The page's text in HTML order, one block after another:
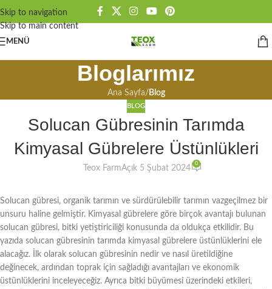
Skip to navigation
Skip to main content
MENÜ
Bloglarımız
Ana Sayfa/ Blog
BLOG
Solucan Gübresinin Tarımda
Kimyasal Gübrelere Üstünlükleri
Teox FarmAçık 5 Şubat 2024
0
Solucan gübresi, organik tarımın ve sürdürülebilir tarımın vazgeçilmez bir
unsuru haline gelmiştir. Kimyasal gübrelere göre birçok avantajı bulunan
solucan gübresi, bitki yetiştiriciliği konusunda da oldukça etkilidir. Bu
yazıda solucan gübresinin tarımda kimyasal gübrelere üstünlüklerini ele
alacağız. İlk olarak solucan gübresinin nedir ve nasıl üretildiğine
değinecek, ardından toprak için sağladığı avantajları ve ekonomik
üstünlüklerini inceleyeceğiz. Ayrıca bitki büyümesi üzerindeki etkileri,